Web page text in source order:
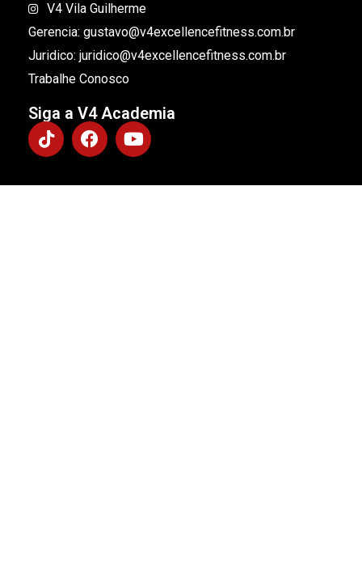
V4 Vila Guilherme
Gerencia: gustavo@v4excellencefitness.com.br
Juridico: juridico@v4excellencefitness.com.br
Trabalhe Conosco
Siga a V4 Academia